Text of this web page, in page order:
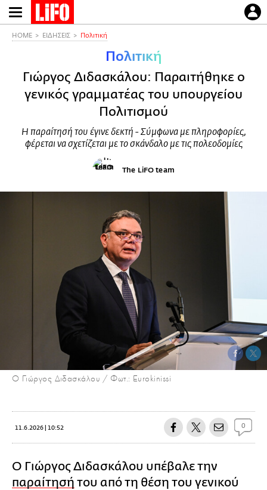
Παράκαμψη
προς
HOME ΕΙΔΗΣΕΙΣ Πολιτική
Πολιτική
Γιώργος Διδασκάλου: Παραιτήθηκε ο
γενικός γραμματέας του υπουργείου
Πολιτισμού
Η παραίτησή του έγινε δεκτή - Σύμφωνα με πληροφορίες,
φέρεται να σχετίζεται με το σκάνδαλο με τις πολεοδομίες
The LiFO team
Ο Γιώργος Διδασκάλου / Φωτ.: Eurokinissi
11.6.2026 | 10:52 0
Ο Γιώργος Διδασκάλου υπέβαλε την
παραίτησή του από τη θέση του γενικού